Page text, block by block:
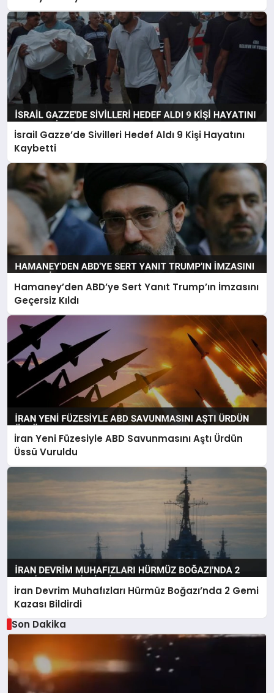
İsrail Gazze’de Sivilleri Hedef Aldı 9 Kişi Hayatını
Kaybetti
Hamaney’den ABD’ye Sert Yanıt Trump’ın İmzasını
Geçersiz Kıldı
İran Yeni Füzesiyle ABD Savunmasını Aştı Ürdün
Üssü Vuruldu
İran Devrim Muhafızları Hürmüz Boğazı’nda 2 Gemi
Kazası Bildirdi
Son Dakika